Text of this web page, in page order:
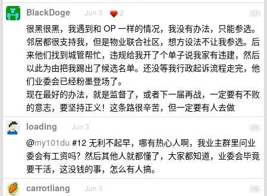
17
BlackDoge Jun 3 2
很黑很黑，我遇到和 OP 一样的情况，我没有办法，只能参选。
邻居都很支持我，但是物业联合社区，想方设法不让我参选。后
来他们找到城管帮忙，违规给我开了个单子说我家有违建，然后
以此为由把我踢出了候选名单。还没等我行政起诉流程走完，他
们业委会已经粉墨登场了。
现在最好的办法，就是监督了，或者下一届再战，一定要有不败
的意志，要坚持正义！这条路很辛苦，但一定要有人去做
18
loading Jun 3
@my101du #12 无利不起早，哪有热心人啊，我业主群里问业
委会有工资吗？然后其他人就都懂了，大家都知道，业委会毕竟
要干活，这没钱的事，怎么有人搞。
19
carrotliang Jun 3